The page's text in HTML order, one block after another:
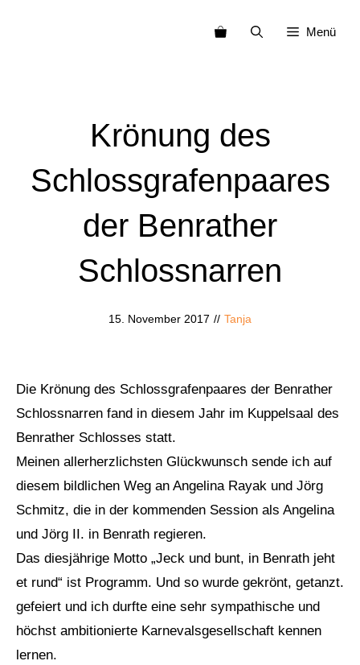
Menü
Krönung des
Schlossgrafenpaares
der Benrather
Schlossnarren
15. November 2017 // Tanja
Die Krönung des Schlossgrafenpaares der Benrather
Schlossnarren fand in diesem Jahr im Kuppelsaal des
Benrather Schlosses statt.
Meinen allerherzlichsten Glückwunsch sende ich auf
diesem bildlichen Weg an Angelina Rayak und Jörg
Schmitz, die in der kommenden Session als Angelina
und Jörg II. in Benrath regieren.
Das diesjährige Motto „Jeck und bunt, in Benrath jeht
et rund“ ist Programm. Und so wurde gekrönt, getanzt.
gefeiert und ich durfte eine sehr sympathische und
höchst ambitionierte Karnevalsgesellschaft kennen
lernen.